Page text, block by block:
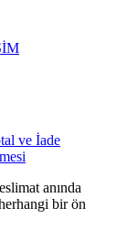
ve İade
anında
bir ön